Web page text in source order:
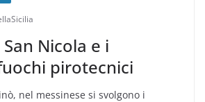
Nicola e i
pirotecnici
nel messinese si svolgono i